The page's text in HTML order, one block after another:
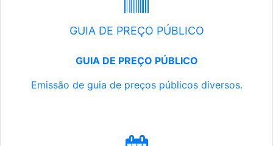
GUIA DE PREÇO PÚBLICO
GUIA DE PREÇO PÚBLICO
Emissão de guia de preços públicos diversos.